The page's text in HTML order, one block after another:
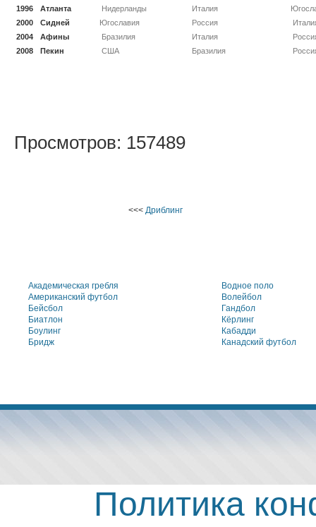
1996
Атланта Нидерланды Италия
2000
Сидней Югославия Россия
2004
Афины Бразилия Италия
2008
Пекин США Бразилия
Просмотров: 157489
<<< Дриблинг
Академическая гребля
Американский футбол
Бейсбол
Биатлон
Боулинг
Бридж
Водное поло
Волейбол
Гандбол
Кёрлинг
Кабадди
Канадский футбол
Политика